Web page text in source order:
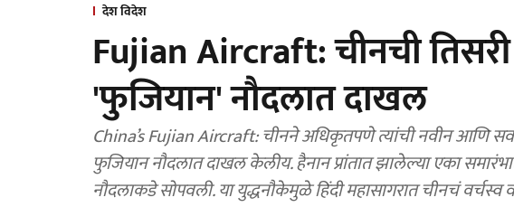
देश विदेश
Fujian Aircraft: चीनची तिसरी
'फुजियान' नौदलात दाखल
China’s Fujian Aircraft: चीनने अधिकृतपणे त्यांची नवीन आणि
फुजियान नौदलात दाखल केलीय. हैनान प्रांतात झालेल्या एका समारंभात
नौदलाकडे सोपवली. या युद्धनौकेमुळे हिंदी महासागरात चीनचं वर्चस्व